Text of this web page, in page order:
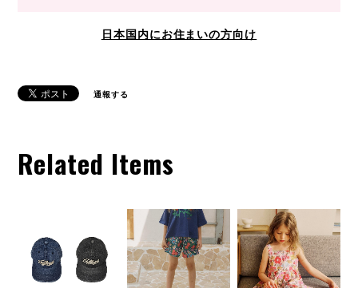
日本国内にお住まいの方向け
通報する
Related Items